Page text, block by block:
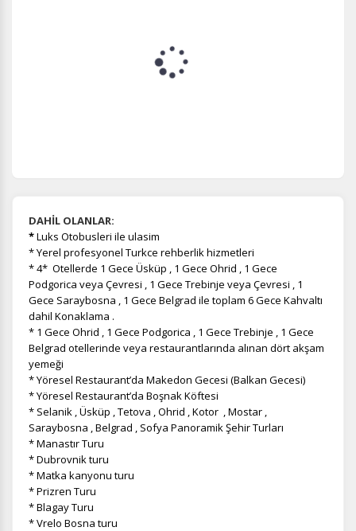
DAHİL OLANLAR:
*Luks Otobusleri ile ulasim
* Yerel profesyonel Turkce rehberlik hizmetleri
* 4* Otellerde 1 Gece Üsküp , 1 Gece Ohrid , 1 Gece
Podgorica veya Çevresi , 1 Gece Trebinje veya Çevresi , 1
Gece Saraybosna , 1 Gece Belgrad ile toplam 6 Gece Kahvaltı
dahil Konaklama .
* 1 Gece Ohrid , 1 Gece Podgorica , 1 Gece Trebinje , 1 Gece
Belgrad otellerinde veya restaurantlarında alınan dört akşam
yemeği
* Yöresel Restaurant’da Makedon Gecesi (Balkan Gecesi)
* Yöresel Restaurant’da Boşnak Köftesi
* Selanik , Üsküp , Tetova , Ohrid , Kotor , Mostar ,
Saraybosna , Belgrad , Sofya Panoramik Şehir Turları
* Manastır Turu
* Dubrovnik turu
* Matka kanyonu turu
* Prizren Turu
* Blagay Turu
* Vrelo Bosna turu